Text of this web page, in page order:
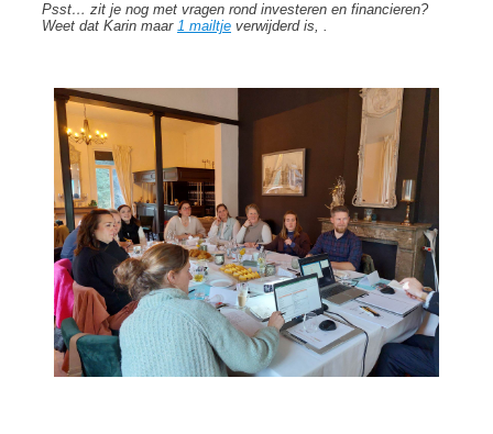
Psst… zit je nog met vragen rond investeren en financieren?
Weet dat Karin maar 1 mailtje verwijderd is, .